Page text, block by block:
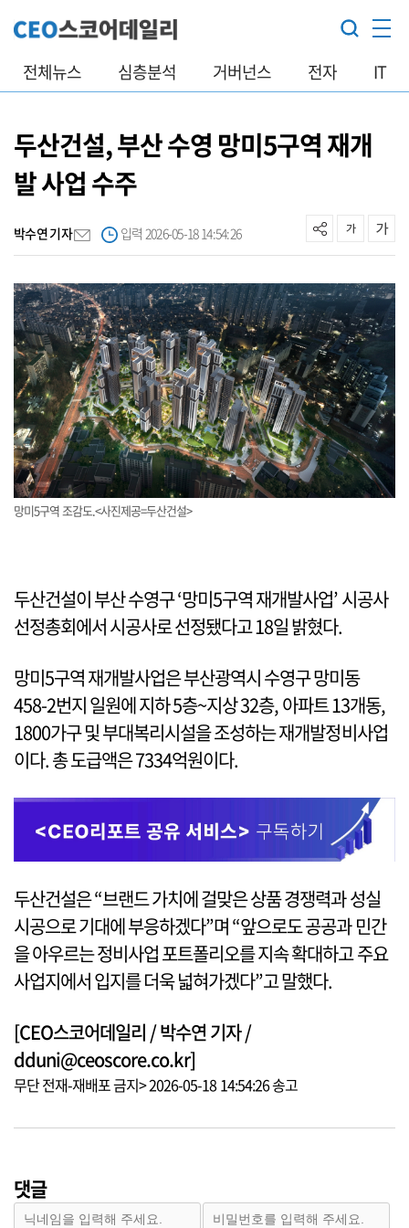
전체뉴스 심층분석 거버넌스 전자 IT
두산건설, 부산 수영 망미5구역 재개
발 사업 수주
박수연 기자 입력 2026-05-18 14:54:26
망미5구역 조감도.<사진제공=두산건설>
두산건설이 부산 수영구 ‘망미5구역 재개발사업’ 시공사
선정총회에서 시공사로 선정됐다고 18일 밝혔다.
망미5구역 재개발사업은 부산광역시 수영구 망미동
458-2번지 일원에 지하 5층~지상 32층, 아파트 13개동,
1800가구 및 부대복리시설을 조성하는 재개발정비사업
이다. 총 도급액은 7334억원이다.
두산건설은 “브랜드 가치에 걸맞은 상품 경쟁력과 성실
시공으로 기대에 부응하겠다”며 “앞으로도 공공과 민간
을 아우르는 정비사업 포트폴리오를 지속 확대하고 주요
사업지에서 입지를 더욱 넓혀가겠다”고 말했다.
[CEO스코어데일리 / 박수연 기자 /
dduni@ceoscore.co.kr]
무단 전재-재배포 금지> 2026-05-18 14:54:26 송고
댓글